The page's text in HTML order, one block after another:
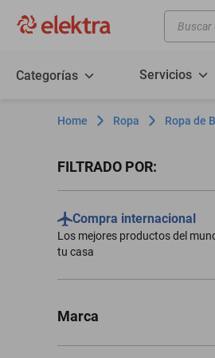
Buscar
Categorías Servicios
Ropa Ropa de
Compra internacional
Los mejores productos del
tu casa
Marca